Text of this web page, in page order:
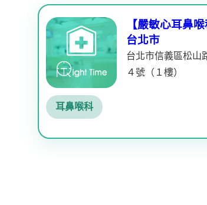
【嚴敏心耳鼻喉
台北市
台北市信義區松山
４號（１樓）
耳鼻喉科